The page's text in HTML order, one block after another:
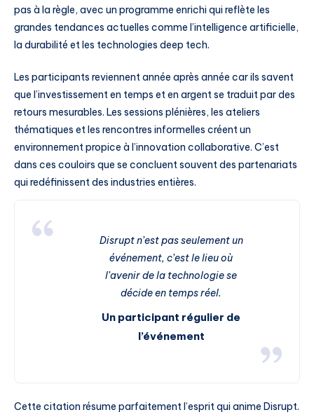
pas à la règle, avec un programme enrichi qui reflète les
grandes tendances actuelles comme l’intelligence artificielle,
la durabilité et les technologies deep tech.
Les participants reviennent année après année car ils savent
que l’investissement en temps et en argent se traduit par des
retours mesurables. Les sessions plénières, les ateliers
thématiques et les rencontres informelles créent un
environnement propice à l’innovation collaborative. C’est
dans ces couloirs que se concluent souvent des partenariats
qui redéfinissent des industries entières.
Disrupt n’est pas seulement un
événement, c’est le lieu où
l’avenir de la technologie se
décide en temps réel.
Un participant régulier de
l’événement
Cette citation résume parfaitement l’esprit qui anime Disrupt.